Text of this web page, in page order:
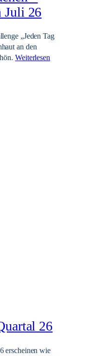
Juli 26
„Jeden Tag
an den
Weiterlesen
26
erscheinen wie